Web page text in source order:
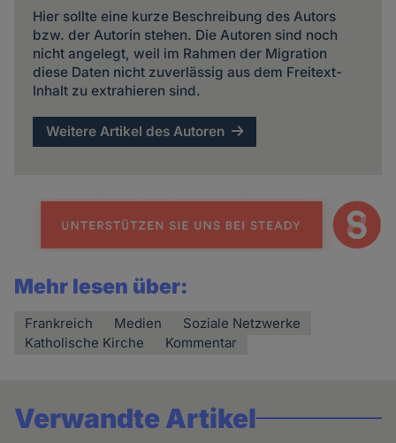
Hier sollte eine kurze Beschreibung des Autors
bzw. der Autorin stehen. Die Autoren sind noch
nicht angelegt, weil im Rahmen der Migration
diese Daten nicht zuverlässig aus dem Freitext-
Inhalt zu extrahieren sind.
Weitere Artikel des Autoren
Mehr lesen über:
Frankreich Medien
Soziale Netzwerke
Katholische Kirche
Kommentar
Verwandte Artikel